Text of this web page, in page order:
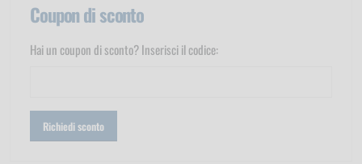
Coupon di sconto
Hai un coupon di sconto? Inserisci il codice: